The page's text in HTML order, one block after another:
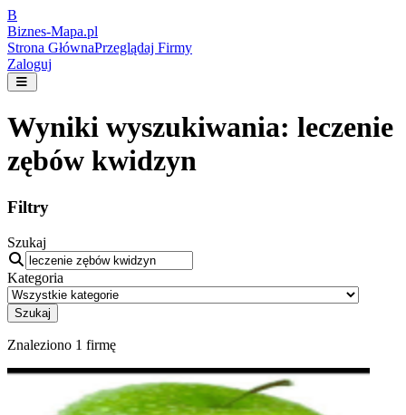
B
Biznes-Mapa.pl
Strona GłównaPrzeglądaj Firmy
Zaloguj
Wyniki wyszukiwania: leczenie
zębów kwidzyn
Filtry
Szukaj
Kategoria
Szukaj
Znaleziono 1 firmę